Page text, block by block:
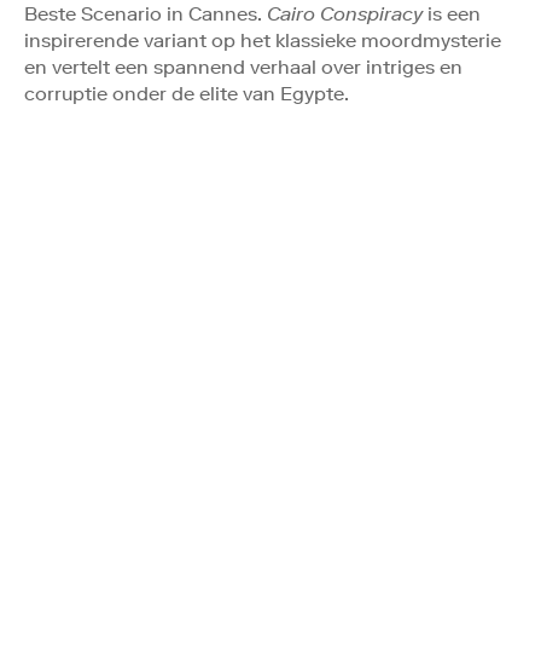
Beste Scenario in Cannes. Cairo Conspiracyis een
inspirerende variant op het klassieke moordmysterie
en vertelt een spannend verhaal over intriges en
corruptie onder de elite van Egypte.